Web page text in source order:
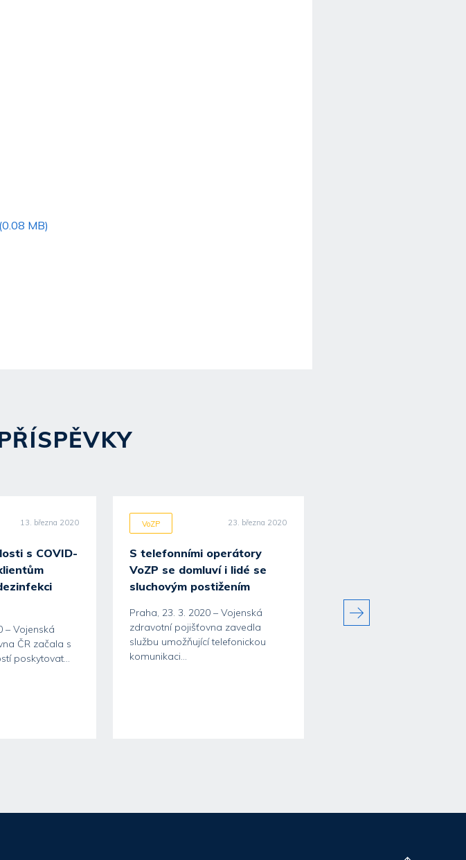
MB)
13. března 2020
s COVID-
– Vojenská
ČR začala s
poskytovat...
VoZP 23. března 2020
S telefonními operátory
VoZP se domluví i lidé se
sluchovým postižením
Praha, 23. 3. 2020 – Vojenská
zdravotní pojišťovna zavedla
službu umožňující telefonickou
komunikaci...
péči
Praha, 23. dubna 2020 –